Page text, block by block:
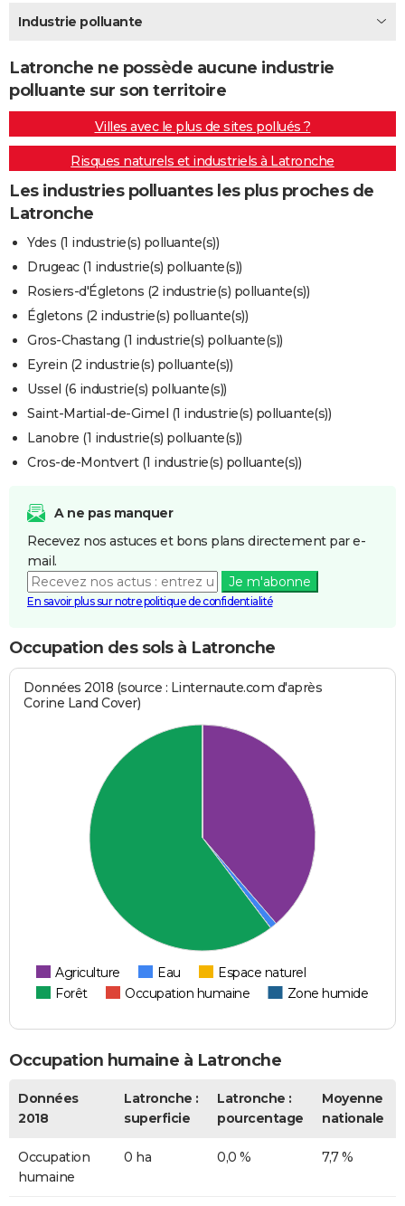
Destinations
City break
Voyage nature
Voyage de noces
Forum
Climat
+PHOTO
GUIDES D'ACHAT
BONS PLANS
CARTE DE VOEUX
Carte de Noël
Carte Bonne année
Carte Saint-Valentin
Carte Pâques
Carte d'anniversaire
DICTIONNAIRE
Dictionnaire
Biographies
Citations
Expressions
Proverbes
PROGRAMME TV
COPAINS D'AVANT
S'inscrire
Se connecter
Lycées
Collèges
Primaires
Universités
Entreprises
Service militaire
Avis de recherche
AVIS DE DÉCÈS
FORUM
Bricolage
Lifestyle
Culture
Sport
Auto
Television
Voyage
Cinema
Industrie polluante
Latronche ne possède aucune industrie
polluante sur son territoire
Villes avec le plus de sites pollués ?
Risques naturels et industriels à Latronche
Les industries polluantes les plus proches de
Latronche
Ydes (1 industrie(s) polluante(s))
Drugeac (1 industrie(s) polluante(s))
Rosiers-d'Égletons (2 industrie(s) polluante(s))
Égletons (2 industrie(s) polluante(s))
Gros-Chastang (1 industrie(s) polluante(s))
Eyrein (2 industrie(s) polluante(s))
Ussel (6 industrie(s) polluante(s))
Saint-Martial-de-Gimel (1 industrie(s) polluante(s))
Lanobre (1 industrie(s) polluante(s))
Cros-de-Montvert (1 industrie(s) polluante(s))
A ne pas manquer
Recevez nos astuces et bons plans directement par e-
mail.
Je m'abonne
En savoir plus sur notre politique de confidentialité
Occupation des sols à Latronche
Données 2018 (source : Linternaute.com d'après
Corine Land Cover)
Agriculture Eau
Espace naturel
Forêt
Occupation humaine Zone humide
Occupation humaine à Latronche
Données
2018
Latronche :
superficie
Latronche :
pourcentage
Moyenne
nationale
Occupation
humaine
0 ha 0,0 % 7,7 %